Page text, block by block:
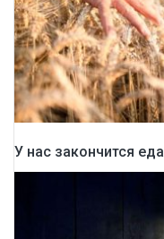
У нас закончится еда